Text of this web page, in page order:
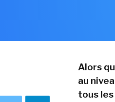
Alors
au
tous